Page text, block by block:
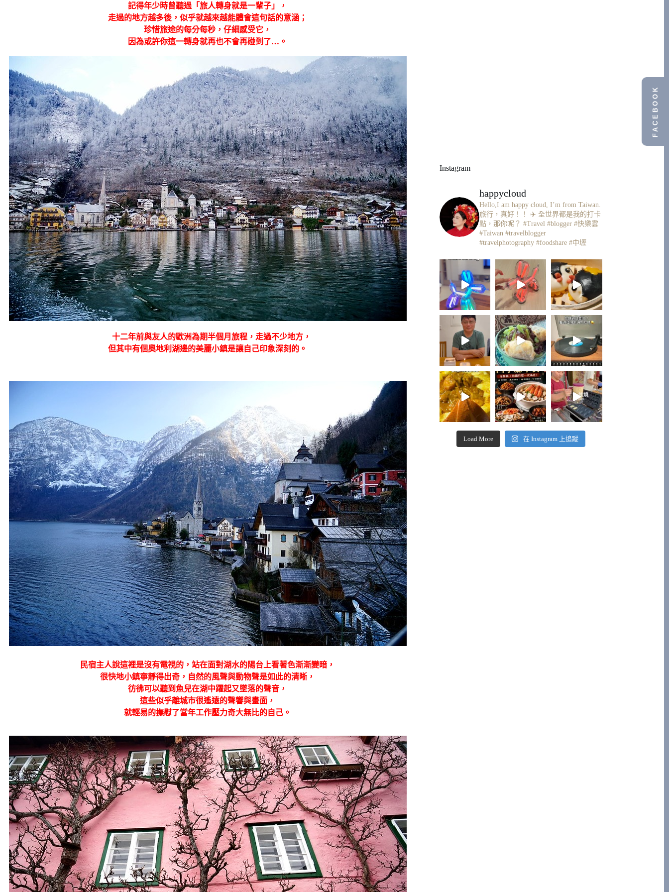
記得年少時曾聽過「旅人轉身就是一輩子」，
走過的地方越多後，似乎就越來越能體會這句話的意涵；
珍惜旅途的每分每秒，仔細感受它，
因為或許你這一轉身就再也不會再碰到了… 。
十二年前與友人的歐洲為期半個月旅程，走過不少地方，
但其中有個奧地利湖邊的美麗小鎮是讓自己印象深刻的。
民宿主人說這裡是沒有電視的，站在面對湖水的陽台上看著色漸漸變暗，
很快地小鎮寧靜得出奇，自然的風聲與動物聲是如此的清晰，
彷彿可以聽到魚兒在湖中躍起又墜落的聲音，
這些似乎離城市很遙遠的聲響與畫面，
就輕易的撫慰了當年工作壓力奇大無比的自己。
Instagram
happycloud
Hello,I am happy cloud, I’m from Taiwan.
旅行，真好！！ ✈️ 全世界都是我的打卡
點，那你呢？ #Travel #blogger #快樂雲
#Taiwan #travelblogger
#travelphotography #foodshare #中壢
Load More 在 Instagram 上追蹤
FACEBOOK